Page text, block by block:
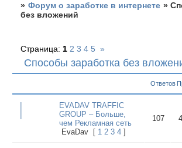
» Форум о заработке в интернете »
без вложений
Способы заработка без
Страница: 1 2 3 4 5 »
Ответов
EVADAV TRAFFIC
GROUP – Больше,
чем Рекламная сеть
EvaDav
[ 1 2 3 4 ]
107